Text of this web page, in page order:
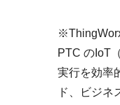
PTC のIoT
実行を効率
ド、ビジネ